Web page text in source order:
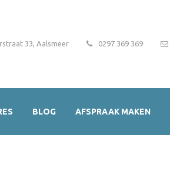
33, Aalsmeer 0297 369 369
BLOG AFSPRAAK MAKEN